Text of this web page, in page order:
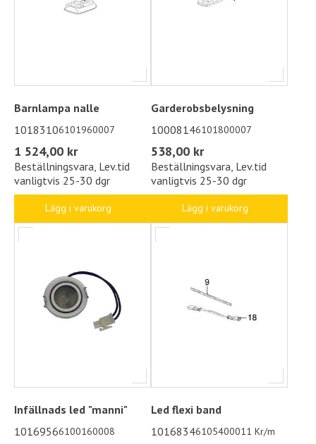
Barnlampa nalle
10183106101960007
1 524,00 kr
Beställningsvara, Lev.tid
vanligtvis 25-30 dgr
Lägg i varukorg
Garderobsbelysning
10008146101800007
538,00 kr
Beställningsvara, Lev.tid
vanligtvis 25-30 dgr
Lägg i varukorg
Infällnads led "manni"
10169566100160008
Led flexi band
10168346105400011 Kr/m